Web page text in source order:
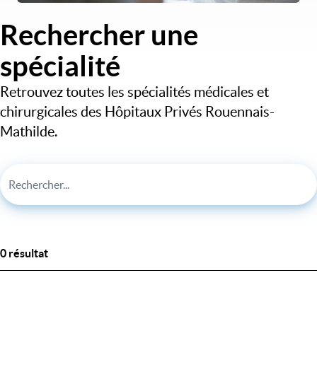
Rechercher une
spécialité
Retrouvez toutes les spécialités médicales et
chirurgicales des Hôpitaux Privés Rouennais-
Mathilde.
0 résultat